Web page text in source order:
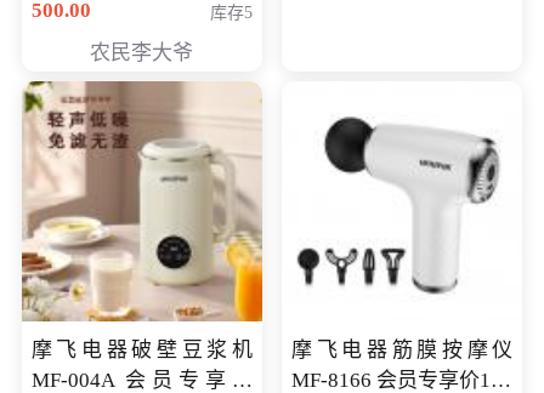
500.00 库存5
农民李大爷
摩飞电器破壁豆浆机
MF-004A 会员专享价
摩飞电器筋膜按摩仪
MF-8166 会员专享价168